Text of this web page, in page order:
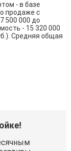
- в базе
продаже с
7 500 000 до
- 15 320 000
Средняя общая